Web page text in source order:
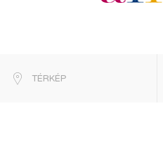
TÉRKÉP